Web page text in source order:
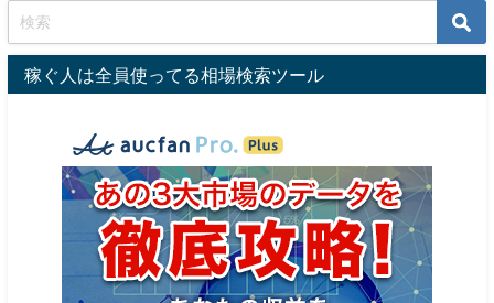
稼ぐ人は全員使ってる相場検索ツール